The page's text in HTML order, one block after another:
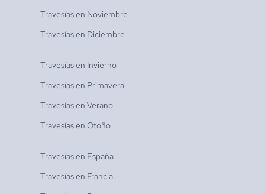
Travesías en Noviembre
Travesías en Diciembre
Travesías en Invierno
Travesías en Primavera
Travesías en Verano
Travesías en Otoño
Travesías en España
Travesías en Francia